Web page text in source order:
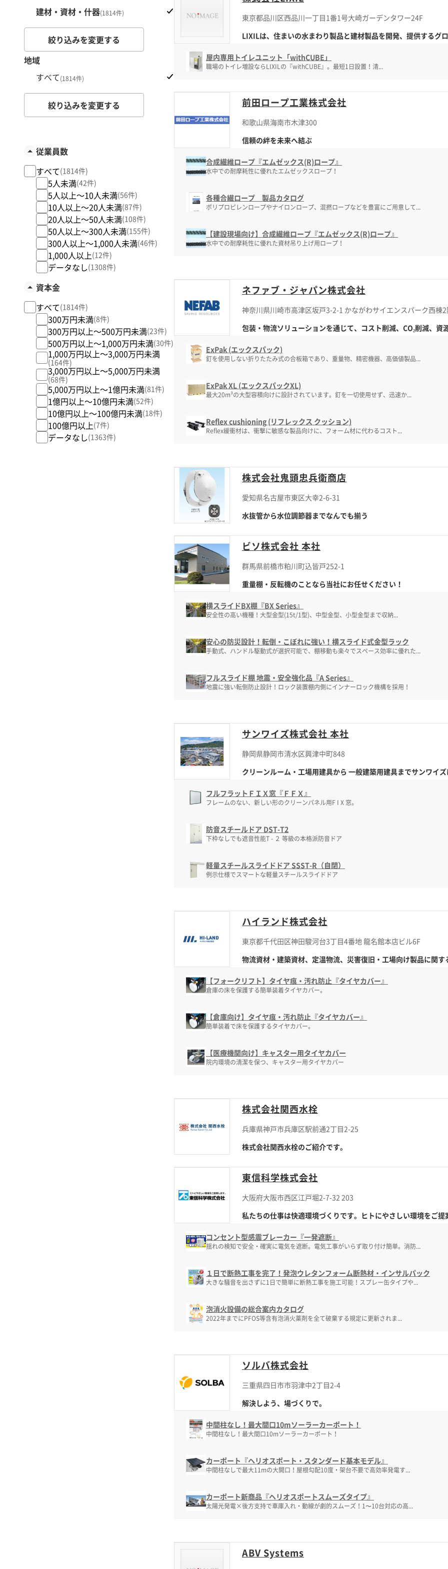
東京都品川区西品川一丁目1番1号大崎ガーデンタワー24F
LIXILは、住まいの水まわり製品と建材製品を開発、提供するグ
屋内専用トイレユニット「withCUBE」
職場のトイレ増設ならLIXILの『withCUBE』。最短1日設置！清...
前田ロープ工業株式会社
和歌山県海南市木津300
信頼の絆を未来へ結ぶ
合成繊維ロープ『エムゼックス(R)ロープ』
水中での耐摩耗性に優れたエムゼックスロープ！
各種合繊ロープ 製品カタログ
ポリプロピレンロープやナイロンロープ、混撚ロープなどを豊富にご用意して...
【建設現場向け】合成繊維ロープ『エムゼックス(R)ロープ』
水中での耐摩耗性に優れた資材吊り上げ用ロープ！
ネファブ・ジャパン株式会社
神奈川県川崎市高津区坂戸3-2-1 かながわサイエンスパーク西棟
包装・物流ソリューションを通じて、コスト削減、CO₂削減、資
ExPak (エックスパック)
釘を使用しない折りたたみ式の合板箱であり、重量物、精密機器、高価値製品...
ExPak XL (エックスパックXL)
最大20m³の大型容積向けに設計されています。釘を一切使用せず、迅速か...
Reflex cushioning (リフレックス クッション)
Reflex緩衝材は、衝撃に敏感な製品向けに、フォーム材に代わるコスト...
株式会社鬼頭忠兵衛商店
愛知県名古屋市東区大幸2-6-31
水抜管から水位調節器までなんでも揃う
ビソ株式会社 本社
群馬県前橋市粕川町込皆戸252-1
重量棚・反転機のことなら当社にお任せください！
横スライドBX棚『BX Series』
安全性の高い機種！大型金型(15t/1型)、中型金型、小型金型まで収納...
安心の防災設計！転倒・こぼれに強い！横スライド式金型ラック
手動式、ハンドル駆動式が選択可能で、棚移動も楽々でスペース効率に優れた...
フルスライド棚 地震・安全強化品『A Series』
地震に強い転倒防止設計！ロック装置棚内側にインナーロック機構を採用！
サンワイズ株式会社 本社
静岡県静岡市清水区興津中町848
クリーンルーム・工場用建具から 一般建築用建具までサンワイ
フルフラットＦＩＸ窓『ＦＦＸ』
フレームのない、新しい形のクリーンパネル用F I X 窓。
防音スチールドア DST-T2
下枠なしでも遮音性能T - ２ 等級の本格派防音ドア
軽量スチールスライドドア SSST-R（自閉）
例示仕様でスマートな軽量スチールスライドドア
ハイランド株式会社
東京都千代田区神田駿河台3丁目4番地 龍名館本店ビル6F
物流資材・建築資材、定温物流、災害復旧・工場向け製品に関
【フォークリフト】タイヤ痕・汚れ防止『タイヤカバー』
倉庫の床を保護する簡単装着タイヤカバー。
【倉庫向け】タイヤ痕・汚れ防止『タイヤカバー』
簡単装着で床を保護するタイヤカバー。
【医療機関向け】キャスター用タイヤカバー
院内環境の清潔を保つ、キャスター用タイヤカバー
株式会社関西水栓
兵庫県神戸市兵庫区駅前通2丁目2-25
株式会社関西水栓のご紹介です。
東信科学株式会社
大阪府大阪市西区江戸堀2-7-32 203
私たちの仕事は快適環境づくりです。ヒトにやさしい環境をご提
コンセント型感震ブレーカー『一発遮断』
揺れの検知で安全・確実に電気を遮断。電気工事がいらず取り付け簡単。消防...
１日で断熱工事を完了！発泡ウレタンフォーム断熱材・インサルパック
大きな騒音を出さずに1日で簡単に断熱工事を施工可能！スプレー缶タイプや...
泡消火設備の総合案内カタログ
2022年までにPFOS等含有泡消火薬剤を全て破棄する規定に更新されま...
ソルバ株式会社
三重県四日市市羽津中2丁目2-4
解決しよう、場づくりで。
中間柱なし！最大間口10mソーラーカーポート！
中間柱なし！最大間口10mソーラーカーポート！
カーポート『ヘリオスポート・スタンダード基本モデル』
中間柱なしで最大11mの大開口！屋根勾配10度・架台不要で高効率発電す...
カーポート新商品『ヘリオスポートスムーズタイプ』
太陽光発電×後方支持で車庫入れ・動線が劇的スムーズ！1〜10台対応の高...
ABV Systems
建材・資材・什器(1814件)
絞り込みを変更する
地域
すべて(1814件)
絞り込みを変更する
従業員数
すべて(1814件)
5人未満(42件)
5人以上～10人未満(56件)
10人以上～20人未満(87件)
20人以上～50人未満(108件)
50人以上～300人未満(155件)
300人以上～1,000人未満(46件)
1,000人以上(12件)
データなし(1308件)
資本金
すべて(1814件)
300万円未満(8件)
300万円以上～500万円未満(23件)
500万円以上～1,000万円未満(30件)
1,000万円以上～3,000万円未満
(164件)
3,000万円以上～5,000万円未満
(68件)
5,000万円以上～1億円未満(81件)
1億円以上～10億円未満(52件)
10億円以上～100億円未満(18件)
100億円以上(7件)
データなし(1363件)